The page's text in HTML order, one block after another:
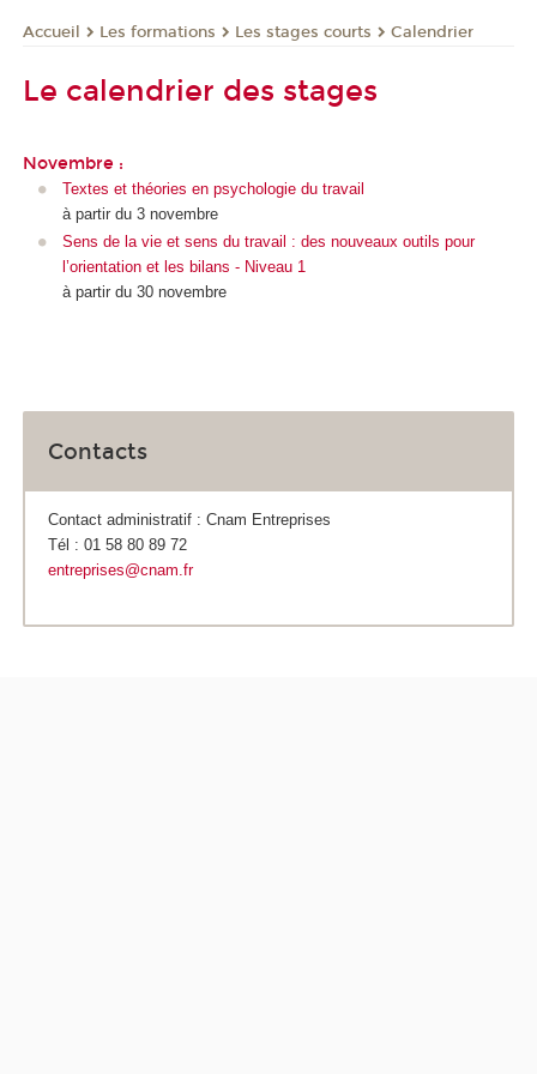
Accueil Les formations Les stages courts Calendrier
Le calendrier des stages
Novembre :
Textes et théories en psychologie du travail
à partir du 3 novembre
Sens de la vie et sens du travail : des nouveaux outils pour
l’orientation et les bilans - Niveau 1
à partir du 30 novembre
Contacts
Contact administratif : Cnam Entreprises
Tél : 01 58 80 89 72
entreprises@cnam.fr